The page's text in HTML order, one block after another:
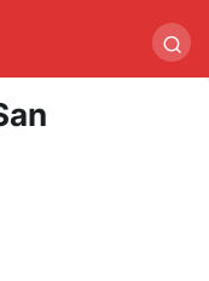
betovis34.net-